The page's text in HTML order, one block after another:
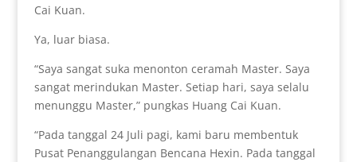
Cai Kuan.
Ya, luar biasa.
“Saya sangat suka menonton ceramah Master. Saya
sangat merindukan Master. Setiap hari, saya selalu
menunggu Master,” pungkas Huang Cai Kuan.
“Pada tanggal 24 Juli pagi, kami baru membentuk
Pusat Penanggulangan Bencana Hexin. Pada tanggal